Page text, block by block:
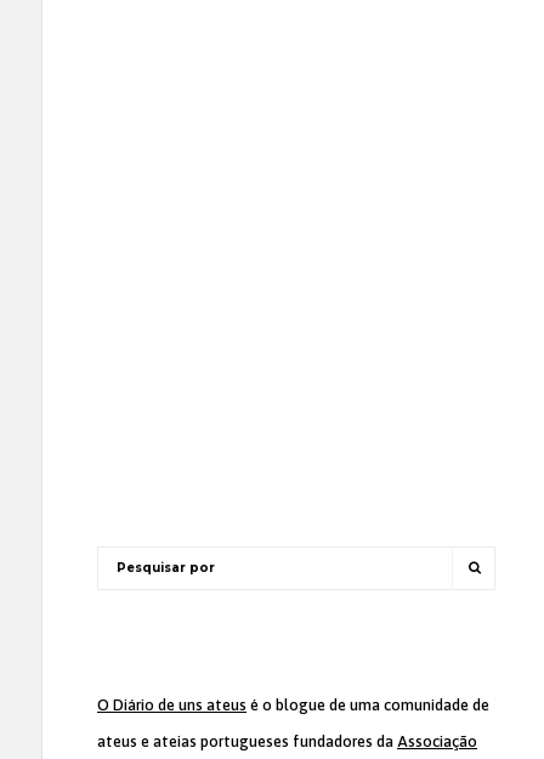
O Diário de uns ateus é o blogue de uma comunidade de
ateus e ateias portugueses fundadores da Associação